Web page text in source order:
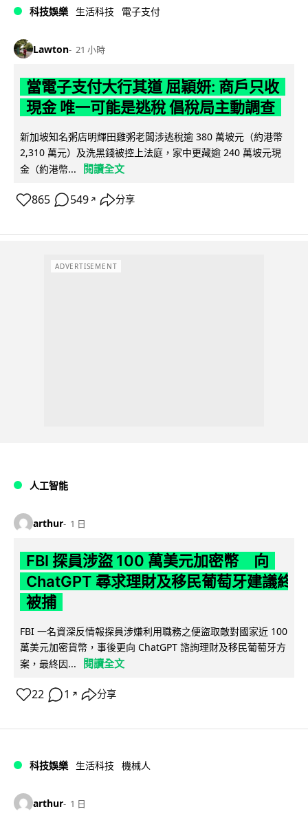
科技娛樂 生活科技 電子支付
Lawton 21 小時
當電子支付大行其道 屈穎妍: 商戶只收
現金 唯一可能是逃稅 倡稅局主動調查
新加坡知名粥店明輝田雞粥老闆涉逃稅逾 380 萬坡元（約港幣
2,310 萬元）及洗黑錢被控上法庭，家中更藏逾 240 萬坡元現
金（約港幣...
閱讀全文
865 549 ↗ 分享
ADVERTISEMENT
人工智能
arthur 1 日
FBI 探員涉盜 100 萬美元加密幣 向
ChatGPT 尋求理財及移民葡萄牙建議終
被捕
FBI 一名資深反情報探員涉嫌利用職務之便盜取敵對國家近 100
萬美元加密貨幣，事後更向 ChatGPT 諮詢理財及移民葡萄牙方
案，最終因...
閱讀全文
22 1 ↗ 分享
科技娛樂 生活科技 機械人
arthur 1 日